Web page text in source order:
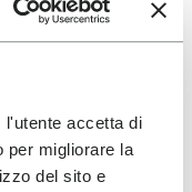
l'utente accetta di
per migliorare la
del sito e
数据将用于分析，
的《隐私声明》。您可